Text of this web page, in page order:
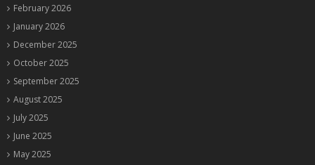
February 2026
January 2026
December 2025
October 2025
September 2025
August 2025
July 2025
June 2025
May 2025